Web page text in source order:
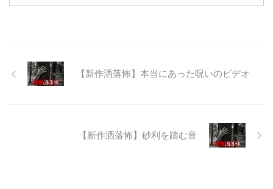
と隣の市を繋ぐ林道として計画さ
継続が不可能となってしまったら
しい。 そこに残ったのは無責任
【新作洒落怖】本当にあった呪いのビデオ
【新作洒落怖】砂利を踏む音